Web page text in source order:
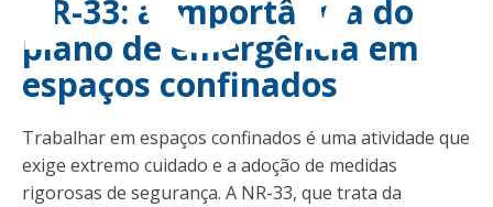
NR-33: a importância do
plano de emergência em
espaços confinados
Trabalhar em espaços confinados é uma atividade que
exige extremo cuidado e a adoção de medidas
rigorosas de segurança. A NR-33, que trata da